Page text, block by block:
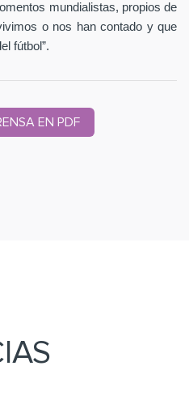
mundialistas, propios de
o nos han contado y que
fútbol”.
EN PDF